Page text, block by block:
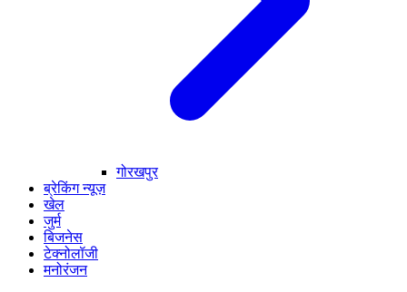
गोरखपुर
ब्रेकिंग न्यूज़
खेल
जुर्म
बिजनेस
टेक्नोलॉजी
मनोरंजन